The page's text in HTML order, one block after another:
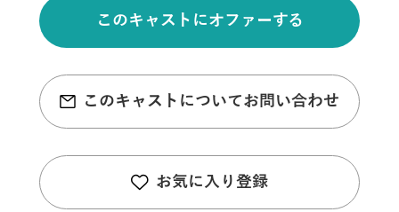
このキャストにオファーする
このキャストについてお問い合わせ
お気に入り登録